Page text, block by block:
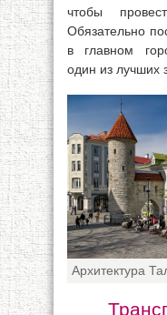
чтобы
Обязательно
в главном
один из лучших
Архитектура